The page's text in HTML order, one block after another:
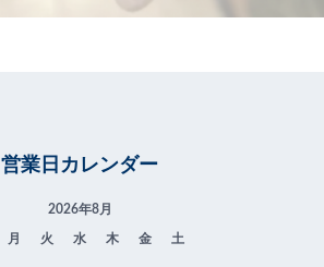
営業日カレンダー
2026年8月
月 火 水 木 金 土